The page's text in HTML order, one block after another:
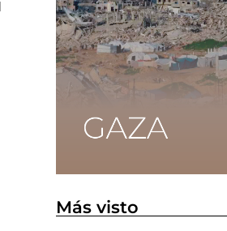
Más visto